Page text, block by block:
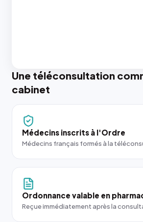
Une téléconsultation
cabinet
Médecins inscrits à l'Ordre
Médecins français formés à la
Ordonnance valable en
Reçue immédiatement après la